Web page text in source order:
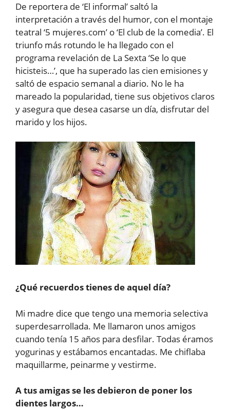
De reportera de ‘El informal’ saltó la
interpretación a través del humor, con el montaje
teatral ‘5 mujeres.com’ o ‘El club de la comedia’. El
triunfo más rotundo le ha llegado con el
programa revelación de La Sexta ‘Se lo que
hicisteis…’, que ha superado las cien emisiones y
saltó de espacio semanal a diario. No le ha
mareado la popularidad, tiene sus objetivos claros
y asegura que desea casarse un día, disfrutar del
marido y los hijos.
¿Qué recuerdos tienes de aquel día?
Mi madre dice que tengo una memoria selectiva
superdesarrollada. Me llamaron unos amigos
cuando tenía 15 años para desfilar. Todas éramos
yogurinas y estábamos encantadas. Me chiflaba
maquillarme, peinarme y vestirme.
A tus amigas se les debieron de poner los
dientes largos…